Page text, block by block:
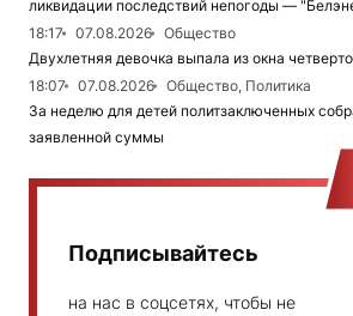
ликвидации последствий непогоды —
18:17
07.08.2026
Общество
Двухлетняя девочка выпала из окна
18:07
07.08.2026
Общество, Политика
За неделю для детей политзаключенных
заявленной суммы
Подписывайтесь
на нас в соцсетях, чтобы не